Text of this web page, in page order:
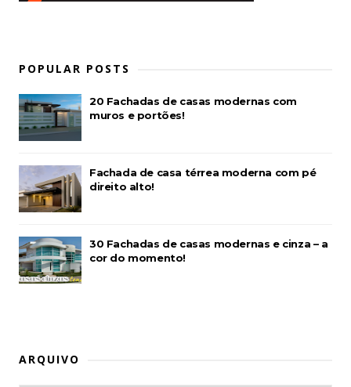
POPULAR POSTS
20 Fachadas de casas modernas com
muros e portões!
Fachada de casa térrea moderna com pé
direito alto!
30 Fachadas de casas modernas e cinza – a
cor do momento!
ARQUIVO